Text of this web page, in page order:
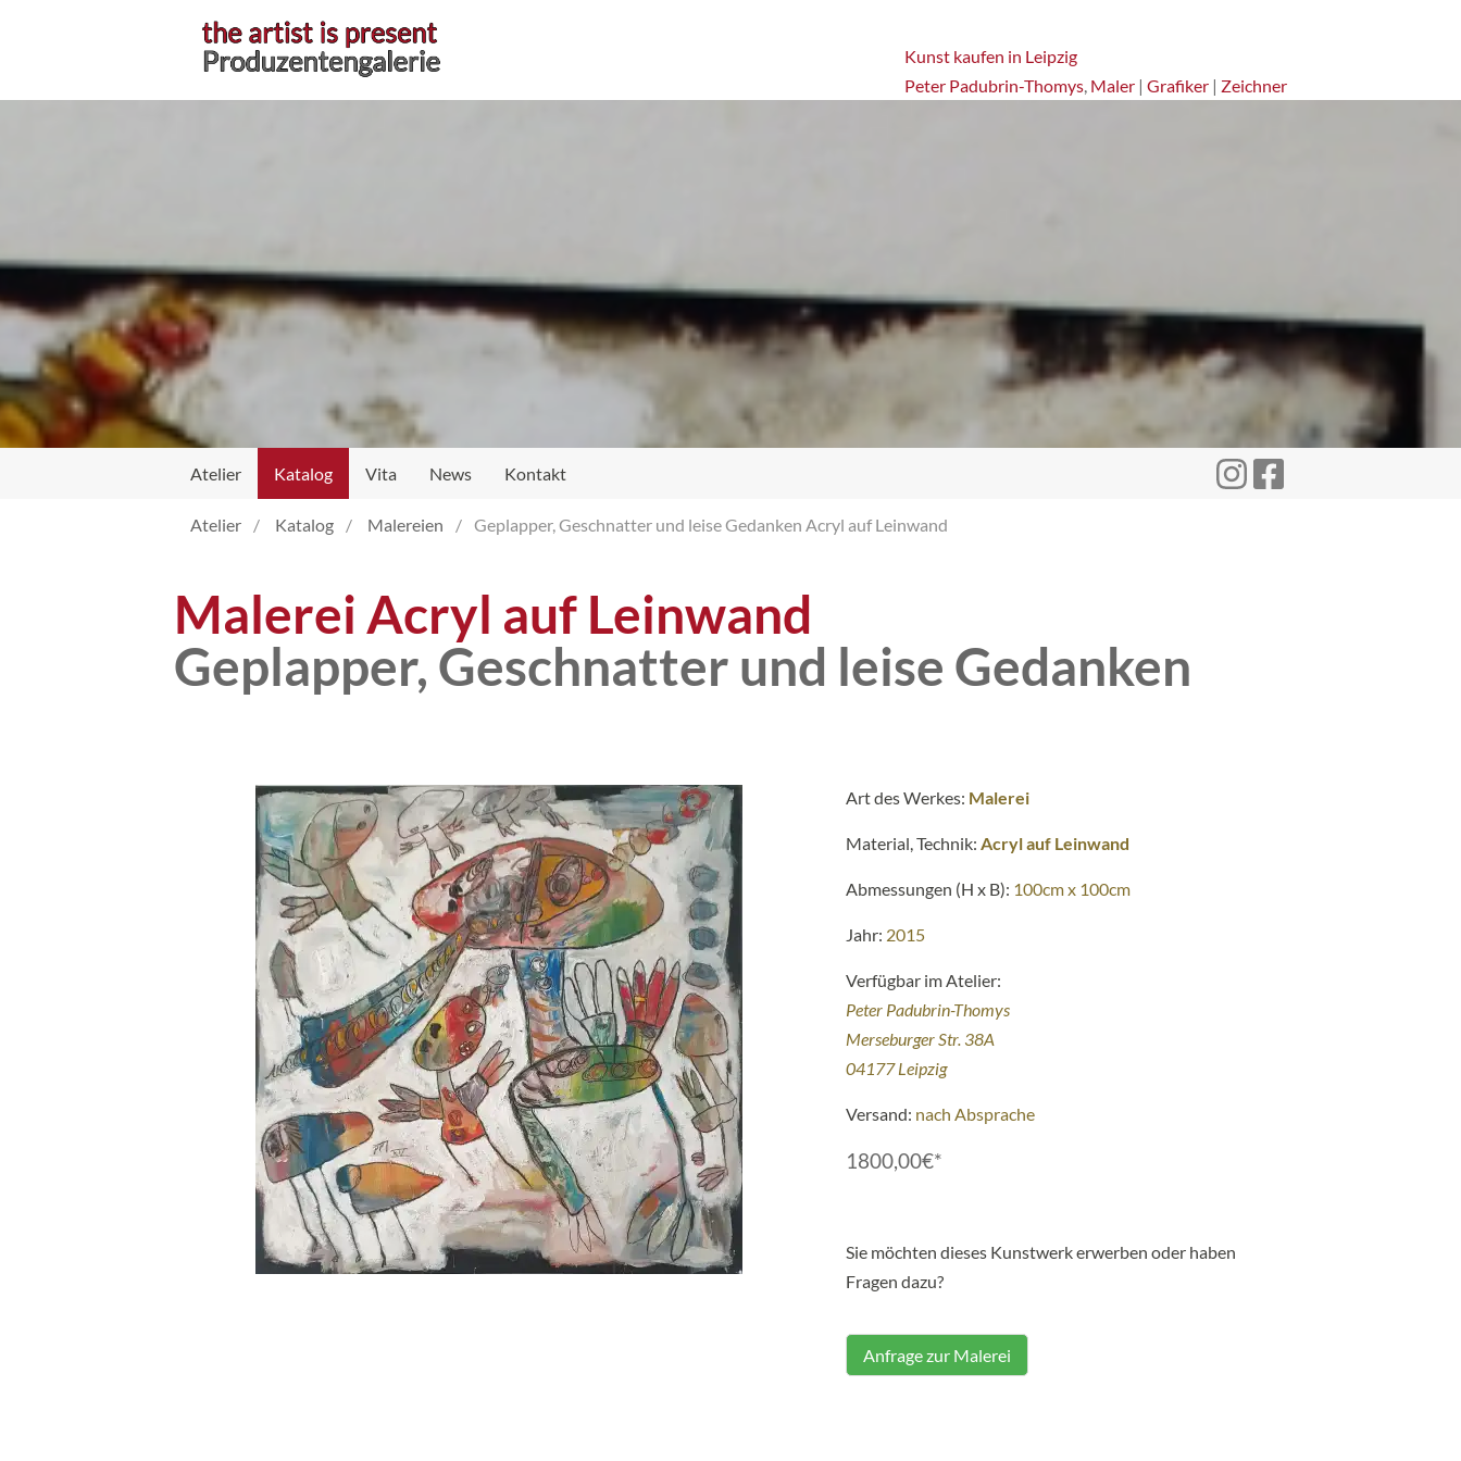
Kunst kaufen in Leipzig
Peter Padubrin-Thomys, Maler | Grafiker | Zeichner
Atelier Katalog Vita News Kontakt
Atelier Katalog Malereien Geplapper, Geschnatter und leise Gedanken Acryl auf Leinwand
Malerei Acryl auf Leinwand
Geplapper, Geschnatter und leise Gedanken
Art des Werkes: Malerei
Material, Technik: Acryl auf Leinwand
Abmessungen (H x B): 100cm x 100cm
Jahr: 2015
Verfügbar im Atelier:
Peter Padubrin-Thomys
Merseburger Str. 38A
04177 Leipzig
Versand: nach Absprache
1800,00€*
Sie möchten dieses Kunstwerk erwerben oder haben
Fragen dazu?
Anfrage zur Malerei